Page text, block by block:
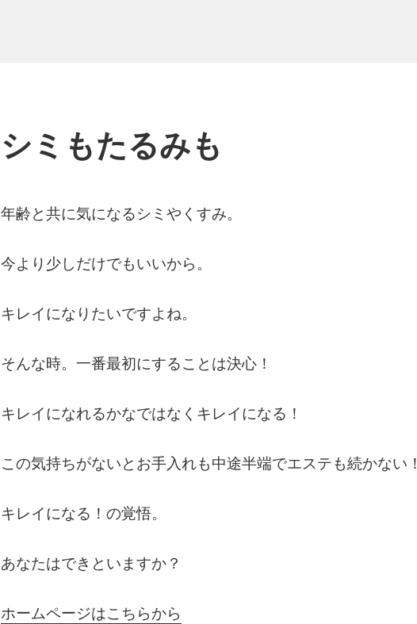
シミもたるみも
年齢と共に気になるシミやくすみ。
今より少しだけでもいいから。
キレイになりたいですよね。
そんな時。一番最初にすることは決心！
キレイになれるかなではなくキレイになる！
この気持ちがないとお手入れも中途半端でエステも続かない！
キレイになる！の覚悟。
あなたはできといますか？
ホームページはこちらから